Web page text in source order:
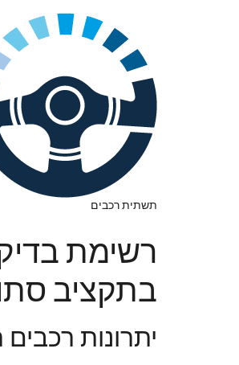
תשתית רכבים
רשימת
בתקציב
יתרונות